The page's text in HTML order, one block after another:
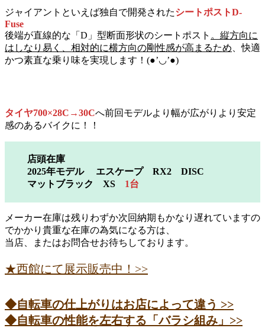
ジャイアントといえば独自で開発されたシートポストD-
Fuse
後端が直線的な「D」型断面形状のシートポスト 。縦方向に
はしなり易く、相対的に横方向の剛性感が高まるため 、快適
かつ素直な乗り味を実現します！(●’◡’●)
タイヤ700×28C→30Cへ前回モデルより幅が広がりより安定
感のあるバイクに！！
店頭在庫
2025年モデル エスケープ RX2 DISC
マットブラック XS 1台
メーカー在庫は残りわずか次回納期もかなり遅れていますの
でかかり貴重な在庫の為気になる方は、
当店、またはお問合せお待ちしております。
★西館にて展示販売中！>>
◆自転車の仕上がりはお店によって違う >>
◆自転車の性能を左右する「バラシ組み」>>